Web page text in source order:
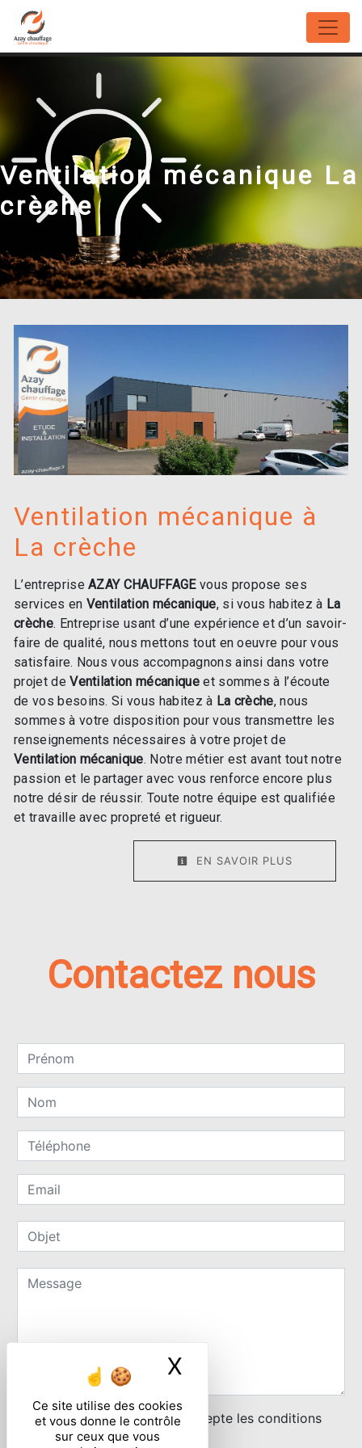
Panneau de gestion des cookies
Ce site utilise des cookies
et vous donne le contrôle
sur ceux que vous
X
Ventilation mécanique La
crèche
Ventilation mécanique à
La crèche
L’entrepriseAZAY CHAUFFAGEvous propose ses
services en Ventilation mécanique, si vous habitez à La
crèche. Entreprise usant d’une expérience et d’un savoir-
faire de qualité, nous mettons tout en oeuvre pour vous
satisfaire. Nous vous accompagnons ainsi dans votre
projet deVentilation mécaniqueet sommes à l’écoute
de vos besoins. Si vous habitez à La crèche, nous
sommes à votre disposition pour vous transmettre les
renseignements nécessaires à votre projet de
Ventilation mécanique. Notre métier est avant tout notre
passion et le partager avec vous renforce encore plus
notre désir de réussir. Toute notre équipe est qualifiée
et travaille avec propreté et rigueur.
EN SAVOIR PLUS
Contactez nous
En cochant cette case, j'accepte les conditions
particulières ci-dessous **